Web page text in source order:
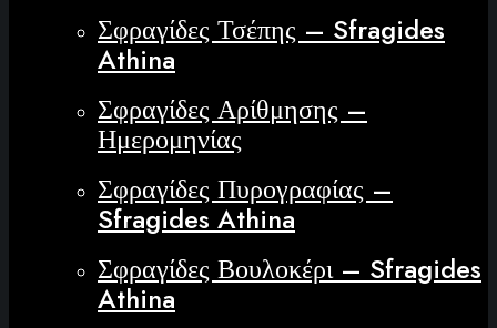
Σφραγίδες Τσέπης – Sfragides
Athina
Σφραγίδες Αρίθμησης –
Ημερομηνίας
Σφραγίδες Πυρογραφίας –
Sfragides Athina
Σφραγίδες Βουλοκέρι – Sfragides
Athina